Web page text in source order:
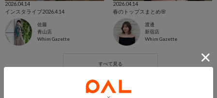
2026.04.14
インスタライブ2026.4.14
佐藤
青山店
Whim Gazette
2026.04.14
春のトップスまとめ🌸
渡邊
新宿店
Whim Gazette